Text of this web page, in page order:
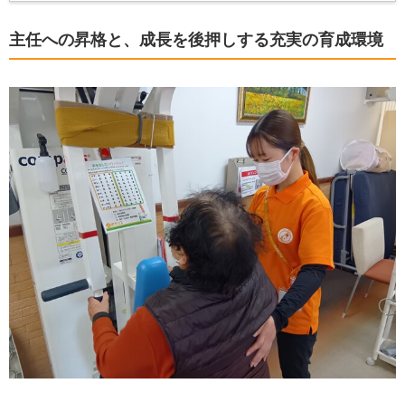
主任への昇格と、成長を後押しする充実の育成環境